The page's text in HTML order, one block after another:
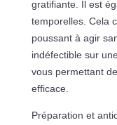
gratifiante. Il est
temporelles. Cela
poussant à agir
indéfectible sur
vous permettant
efficace.
Préparation et